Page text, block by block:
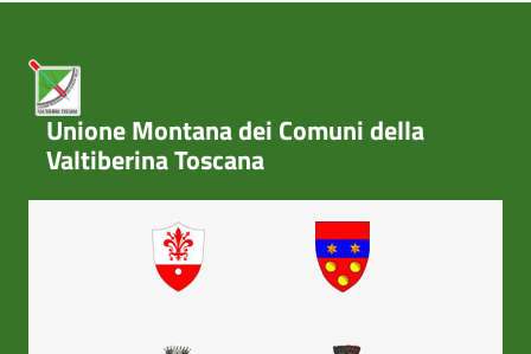
Unione Montana dei Comuni della
Valtiberina Toscana